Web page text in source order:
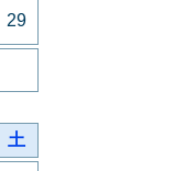
29
土